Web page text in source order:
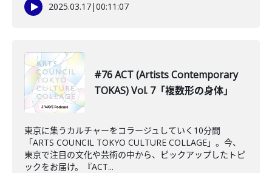
2025.03.17|00:11:07
#76 ACT (Artists Contemporary
TOKAS) Vol. 7「複数形の身体」
東京に集うカルチャーをコラージュしていく10分間
「ARTS COUNCIL TOKYO CULTURE COLLAGE」。今、
東京で注目の文化や芸術の中から、ピックアップしたトピ
ックをお届け。『ACT...